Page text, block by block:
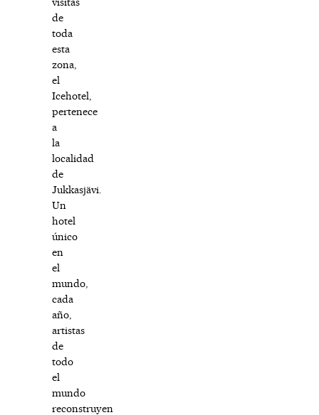
de
toda
esta
zona,
el
Icehotel,
pertenece
a
la
localidad
de
Jukkasjävi.
Un
hotel
único
en
el
mundo,
cada
año,
artistas
de
todo
el
mundo
reconstruyen